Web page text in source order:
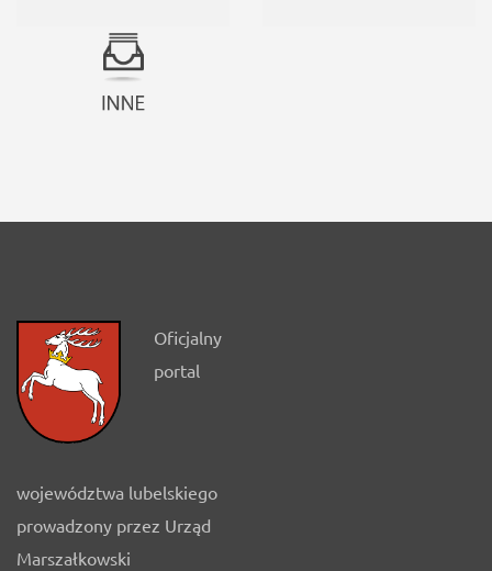
Oficjalny
portal
województwa lubelskiego
prowadzony przez Urząd
Marszałkowski